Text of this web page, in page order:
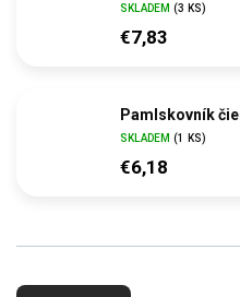
SKLADEM (3 KS)
€7,83
Pamlskovník
SKLADEM (1 KS)
€6,18
R